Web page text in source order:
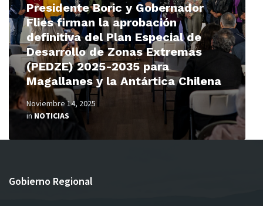
Presidente Boric y Gobernador
Flies firman la aprobación
definitiva del Plan Especial de
Desarrollo de Zonas Extremas
(PEDZE) 2025-2035 para
Magallanes y la Antártica Chilena
Noviembre 14, 2025
inNOTICIAS
Gobierno Regional